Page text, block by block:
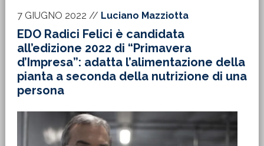
7 GIUGNO 2022 // Luciano Mazziotta
EDO Radici Felici è candidata
all’edizione 2022 di “Primavera
d’Impresa”: adatta l’alimentazione della
pianta a seconda della nutrizione di una
persona